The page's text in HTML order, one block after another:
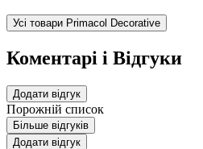
Усі товари Primacol Decorative
Коментарі і Відгуки
Додати відгук
Порожній список
Більше відгуків
Додати відгук